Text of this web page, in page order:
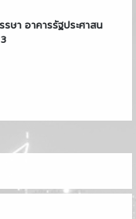
ษา อาคารรัฐประศาสน